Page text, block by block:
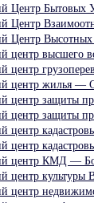
Центр Бытовых
Центр
Центр
центр высшего
центр
центр жилья —
центр защиты
центр защиты
центр
центр
центр КМД —
центр
центр